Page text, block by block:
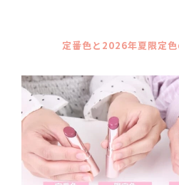
定番色と2026年夏限定